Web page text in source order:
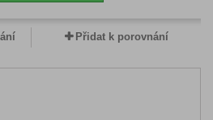
Přidat k porovnání